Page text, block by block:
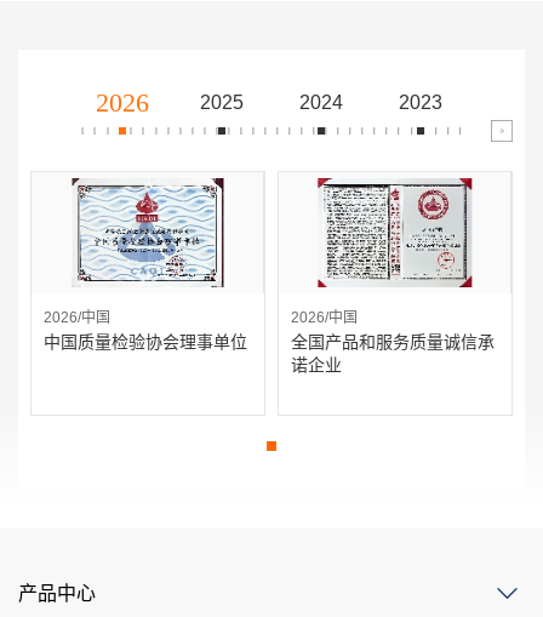
2026 2025 2024 2023
2026/中国
中国质量检验协会理事单位
2026/中国
全国产品和服务质量诚信承
诺企业
产品中心